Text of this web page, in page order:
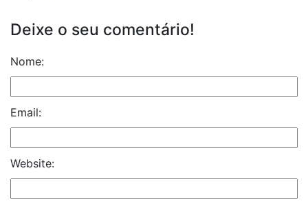
Deixe o seu comentário!
Nome:
Email:
Website: